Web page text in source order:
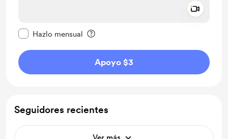
Hazlo mensual
Apoyo $3
Seguidores recientes